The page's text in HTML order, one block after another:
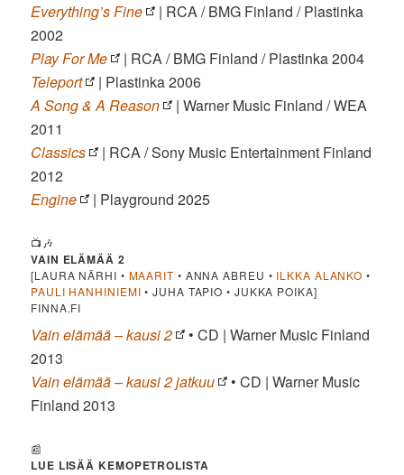
Everything’s Fine
| RCA / BMG Finland / Plastinka
2002
Play For Me
| RCA / BMG Finland / Plastinka 2004
Teleport
| Plastinka 2006
A Song & A Reason
| Warner Music Finland / WEA
2011
Classics
| RCA / Sony Music Entertainment Finland
2012
Engine
| Playground 2025
📺🎶
VAIN ELÄMÄÄ 2
[LAURA NÄRHI • MAARIT• ANNA ABREU • ILKKA ALANKO •
PAULI HANHINIEMI • JUHA TAPIO • JUKKA POIKA]
FINNA.FI
Vain elämää – kausi 2
• CD | Warner Music Finland
‎2013
Vain elämää – kausi 2 jatkuu
• CD | Warner Music
Finland ‎2013
📰
LUE LISÄÄ KEMOPETROLISTA